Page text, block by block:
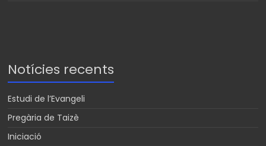
Notícies recents
Estudi de l’Evangeli
Pregària de Taizè
Iniciació